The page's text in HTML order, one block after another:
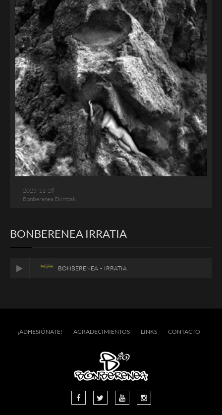
2025-11-28
Bonberenea Ekintzak
BONBERENEA IRRATIA
BONBERENEA - IRRATIA
¡ADHESIÓNATE! AGRADECIMIENTOS LINKS CONTACTO